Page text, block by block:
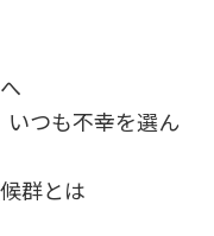
も不幸を選ん
群とは